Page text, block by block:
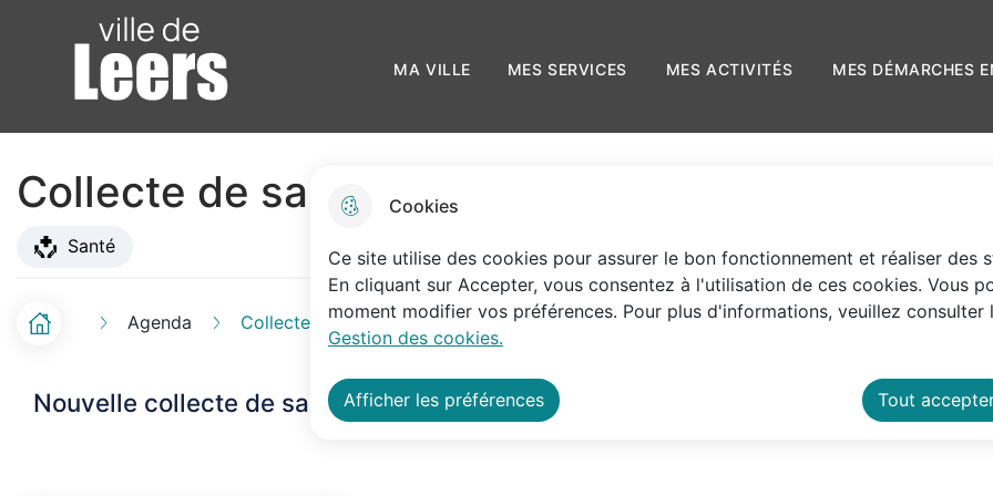
Cookies
Ce site utilise des cookies pour assurer le bon fonctionnement et réaliser des
En cliquant sur Accepter, vous consentez à l'utilisation de ces cookies. Vous
moment modifier vos préférences. Pour plus d'informations, veuillez consulter
Gestion des cookies.
Afficher les préférences Tout
Skip to menu
Ville de Leers
i
g
a
t
i
o
n
MES
Collecte de sang
Santé
FAccueil Agenda Collecte de sang
Nouvelle collecte de sang